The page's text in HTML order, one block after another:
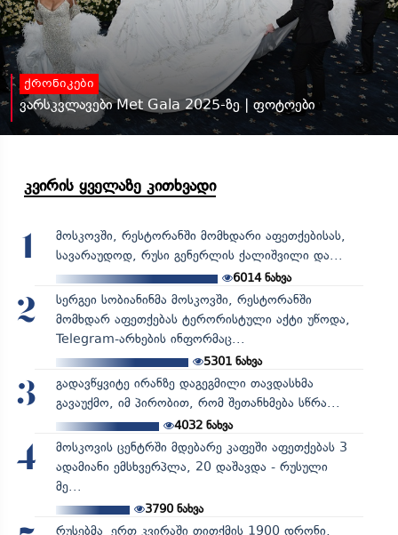
ქრონიკები
ვარსკვლავები Met Gala 2025-ზე | ფოტოები
კვირის ყველაზე კითხვადი
1
მოსკოვში, რესტორანში მომხდარი აფეთქებისას,
სავარაუდოდ, რუსი გენერლის ქალიშვილი და...
6014ნახვა
2
სერგეი სობიანინმა მოსკოვში, რესტორანში
მომხდარ აფეთქებას ტერორისტული აქტი უწოდა,
Telegram-არხების ინფორმაც...
5301ნახვა
3
გადავწყვიტე ირანზე დაგეგმილი თავდასხმა
გავაუქმო, იმ პირობით, რომ შეთანხმება სწრა...
4032ნახვა
4
მოსკოვის ცენტრში მდებარე კაფეში აფეთქებას 3
ადამიანი ემსხვერპლა, 20 დაშავდა - რუსული
მე...
3790ნახვა
რუსებმა ერთ კვირაში თითქმის 1900 დრონი,